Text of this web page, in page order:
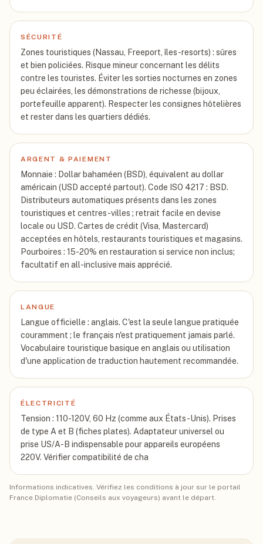
SÉCURITÉ
Zones touristiques (Nassau, Freeport, îles-resorts) : sûres
et bien policiées. Risque mineur concernant les délits
contre les touristes. Éviter les sorties nocturnes en zones
peu éclairées, les démonstrations de richesse (bijoux,
portefeuille apparent). Respecter les consignes hôtelières
et rester dans les quartiers dédiés.
ARGENT & PAIEMENT
Monnaie : Dollar bahaméen (BSD), équivalent au dollar
américain (USD accepté partout). Code ISO 4217 : BSD.
Distributeurs automatiques présents dans les zones
touristiques et centres-villes ; retrait facile en devise
locale ou USD. Cartes de crédit (Visa, Mastercard)
acceptées en hôtels, restaurants touristiques et magasins.
Pourboires : 15-20% en restauration si service non inclus;
facultatif en all-inclusive mais apprécié.
LANGUE
Langue officielle : anglais. C'est la seule langue pratiquée
couramment ; le français n'est pratiquement jamais parlé.
Vocabulaire touristique basique en anglais ou utilisation
d'une application de traduction hautement recommandée.
ÉLECTRICITÉ
Tension : 110-120V, 60 Hz (comme aux États-Unis). Prises
de type A et B (fiches plates). Adaptateur universel ou
prise US/A-B indispensable pour appareils européens
220V. Vérifier compatibilité de cha
Informations indicatives. Vérifiez les conditions à jour sur le portail
France Diplomatie (Conseils aux voyageurs) avant le départ.